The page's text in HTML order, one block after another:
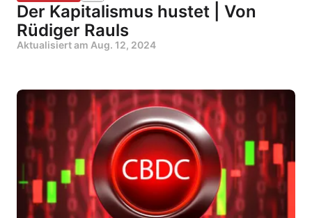
Der Kapitalismus hustet | Von
Rüdiger Rauls
Aktualisiert am Aug. 12, 2024